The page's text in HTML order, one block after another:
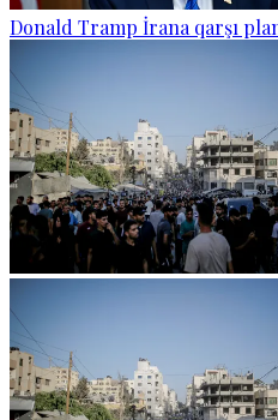
Donald Tramp İrana qarşı